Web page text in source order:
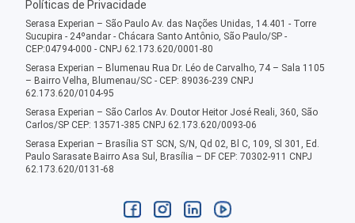
Políticas de Privacidade
Serasa Experian – São Paulo Av. das Nações Unidas, 14.401 - Torre
Sucupira - 24ºandar - Chácara Santo Antônio, São Paulo/SP -
CEP:04794-000 - CNPJ 62.173.620/0001-80
Serasa Experian – Blumenau Rua Dr. Léo de Carvalho, 74 – Sala 1105
– Bairro Velha, Blumenau/SC - CEP: 89036-239 CNPJ
62.173.620/0104-95
Serasa Experian – São Carlos Av. Doutor Heitor José Reali, 360, São
Carlos/SP CEP: 13571-385 CNPJ 62.173.620/0093-06
Serasa Experian – Brasília ST SCN, S/N, Qd 02, Bl C, 109, Sl 301, Ed.
Paulo Sarasate Bairro Asa Sul, Brasília – DF CEP: 70302-911 CNPJ
62.173.620/0131-68